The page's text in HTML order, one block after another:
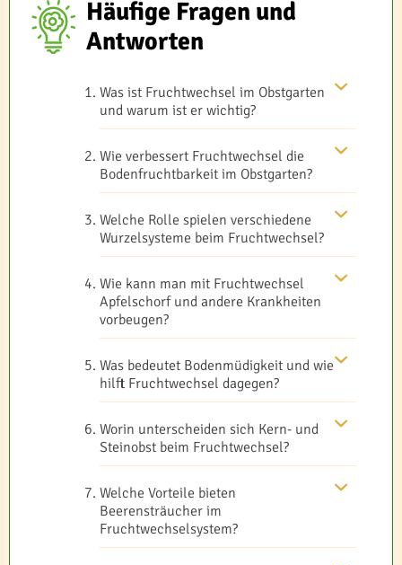
Häufige Fragen und
Antworten
Was ist Fruchtwechsel im Obstgarten
und warum ist er wichtig?
Wie verbessert Fruchtwechsel die
Bodenfruchtbarkeit im Obstgarten?
Welche Rolle spielen verschiedene
Wurzelsysteme beim Fruchtwechsel?
Wie kann man mit Fruchtwechsel
Apfelschorf und andere Krankheiten
vorbeugen?
Was bedeutet Bodenmüdigkeit und wie
hilft Fruchtwechsel dagegen?
Worin unterscheiden sich Kern- und
Steinobst beim Fruchtwechsel?
Welche Vorteile bieten
Beerensträucher im
Fruchtwechselsystem?